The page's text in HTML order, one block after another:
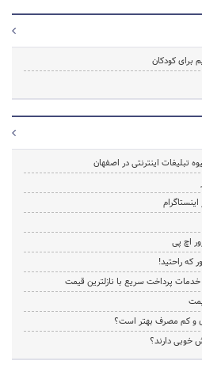
برای کودکان
تبلیغات اینترنتی در اصفهان
که راحتید!
پرداخت سریع با نازلترین قیمت
و کم مصرف بهتر است؟
خوبی دارند؟